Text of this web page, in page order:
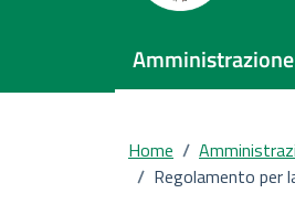
Amministrazione
Home /
/ Regolamento per